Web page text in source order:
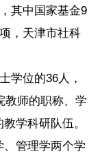
其中国家基金9
，天津市社科
位的36人，
教师的职称、学
学科研队伍。
管理学两个学